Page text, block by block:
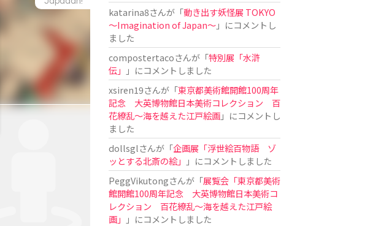
katarina8さんが「動き出す妖怪展 TOKYO
〜Imagination of Japan〜」にコメントし
ました
compostertacoさんが「特別展「水滸
伝」
」にコメントしました
xsiren19さんが「東京都美術館開館100周年
記念 大英博物館日本美術コレクション 百
花繚乱～海を越えた江戸絵画」にコメントし
ました
dollsglさんが「企画展「浮世絵百物語 ゾ
ッとする北斎の絵」
」にコメントしました
PeggVikutongさんが「展覧会「東京都美術
館開館100周年記念 大英博物館日本美術コ
レクション 百花繚乱〜海を越えた江戸絵
画」
」にコメントしました